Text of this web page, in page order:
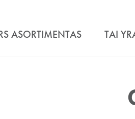
ASORTIMENTAS TAI